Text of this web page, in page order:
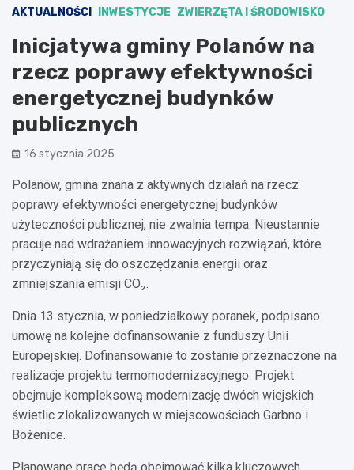
AKTUALNOŚCI INWESTYCJE ZWIERZĘTA I ŚRODOWISKO
Inicjatywa gminy Polanów na
rzecz poprawy efektywności
energetycznej budynków
publicznych
16 stycznia 2025
Polanów, gmina znana z aktywnych działań na rzecz
poprawy efektywności energetycznej budynków
użyteczności publicznej, nie zwalnia tempa. Nieustannie
pracuje nad wdrażaniem innowacyjnych rozwiązań, które
przyczyniają się do oszczędzania energii oraz
zmniejszania emisji CO₂.
Dnia 13 stycznia, w poniedziałkowy poranek, podpisano
umowę na kolejne dofinansowanie z funduszy Unii
Europejskiej. Dofinansowanie to zostanie przeznaczone na
realizacje projektu termomodernizacyjnego. Projekt
obejmuje kompleksową modernizację dwóch wiejskich
świetlic zlokalizowanych w miejscowościach Garbno i
Bożenice.